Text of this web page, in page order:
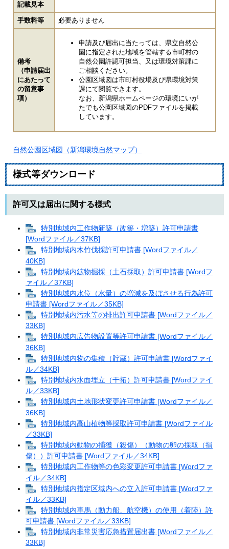
記載見本
手数料等 必要ありません
備考
（申請届出
にあたって
の留意事
項）
申請及び届出に当たっては、県立自然公
園に指定された地域を管轄する市町村の
自然公園許認可担当、又は環境対策課に
ご相談ください。
公園区域図は市町村役場及び県環境対策
課にて閲覧できます。
なお、新潟県ホームページの環境にいが
たでも公園区域図のPDFファイルを掲載
しています。
自然公園区域図（新潟環境自然マップ）
様式等ダウンロード
許可又は届出に関する様式
特別地域内工作物新築（改築・増築）許可申請書
[Wordファイル／37KB]
特別地域内木竹伐採許可申請書 [Wordファイル／
40KB]
特別地域内鉱物掘採（土石採取）許可申請書 [Wordフ
ァイル／37KB]
特別地域内水位（水量）の増減を及ぼさせる行為許可
申請書 [Wordファイル／35KB]
特別地域内汚水等の排出許可申請書 [Wordファイル／
33KB]
特別地域内広告物設置等許可申請書 [Wordファイル／
36KB]
特別地域内物の集積（貯蔵）許可申請書 [Wordファイ
ル／34KB]
特別地域内水面埋立（干拓）許可申請書 [Wordファイ
ル／33KB]
特別地域内土地形状変更許可申請書 [Wordファイル／
36KB]
特別地域内高山植物等採取許可申請書 [Wordファイル
／33KB]
特別地域内動物の捕獲（殺傷）（動物の卵の採取（損
傷））許可申請書 [Wordファイル／34KB]
特別地域内工作物等の色彩変更許可申請書 [Wordファ
イル／34KB]
特別地域内指定区域内への立入許可申請書 [Wordファ
イル／33KB]
特別地域内車馬（動力船、航空機）の使用（着陸）許
可申請書 [Wordファイル／33KB]
特別地域内非常災害応急措置届出書 [Wordファイル／
33KB]